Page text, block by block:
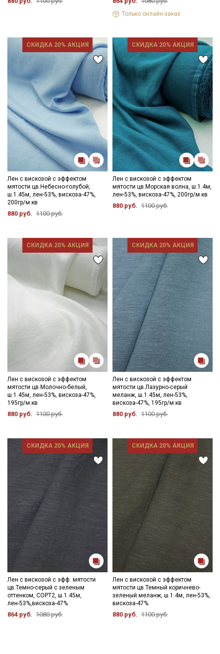
Только онлайн-заказ
СКИДКА 20% АКЦИЯ
Лен с вискозой с эффектом
мятости цв.Небесно-голубой,
ш.1.45м, лен-53%, вискоза-47%,
200гр/м.кв
880 руб. 1100 руб.
СКИДКА 20% АКЦИЯ
Лен с вискозой с эффектом
мятости цв.Морская волна, ш.1.4м,
лен-53%, вискоза-47%, 200гр/м.кв
880 руб. 1100 руб.
СКИДКА 20% АКЦИЯ
Лен с вискозой с эффектом
мятости цв.Молочно-белый,
ш.1.45м, лен-53%, вискоза-47%,
195гр/м.кв
880 руб. 1100 руб.
СКИДКА 20% АКЦИЯ
Лен с вискозой с эффектом
мятости цв.Лазурно-серый
меланж, ш.1.45м, лен-53%,
вискоза-47%, 195гр/м.кв
880 руб. 1100 руб.
СКИДКА 20% АКЦИЯ
Лен с вискозой с эфф. мятости
цв.Темно-серый с зеленым
оттенком, СОРТ2, ш.1.45м,
лен-53%,вискоза-47%
864 руб. 1080 руб.
СКИДКА 20% АКЦИЯ
Лен с вискозой с эффектом
мятости цв.Темный коричнево-
зеленый меланж, ш.1.4м, лен-53%,
вискоза-47%
880 руб. 1100 руб.
Мы публикуем здесь дополнительные
промокоды и скидки до 30% на узкие
Электронная почта
Подписаться
Ознакомлен(а) с
Политикой обработки персональных
данныхи даюСогласие на обработку персональных
данных
Согласие на получение рекламных и
информационных рассылок